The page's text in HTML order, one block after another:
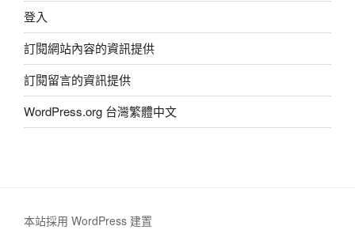
登入
訂閱網站內容的資訊提供
訂閱留言的資訊提供
WordPress.org 台灣繁體中文
本站採用 WordPress 建置